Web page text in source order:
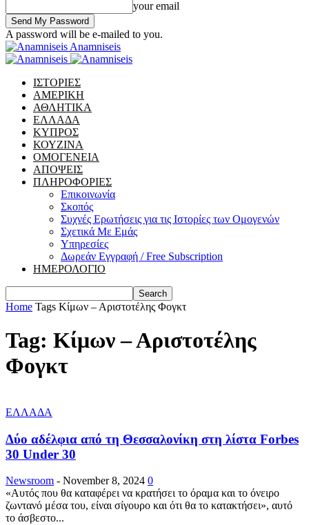
your email
A password will be e-mailed to you.
Anamniseis
ΙΣΤΟΡΙΕΣ
ΑΜΕΡΙΚΗ
ΑΘΛΗΤΙΚΑ
ΕΛΛΑΔΑ
ΚΥΠΡΟΣ
ΚΟΥΖΙΝΑ
ΟΜΟΓΕΝΕΙΑ
ΑΠΟΨΕΙΣ
ΠΛΗΡΟΦΟΡΙΕΣ
Επικοινωνία
Σκοπός
Συχνές Ερωτήσεις για τις Ιστορίες των Ομογενών
Σχετικά Με Εμάς
Υπηρεσίες
Δωρεάν Εγγραφή / Free Subscription
ΗΜΕΡΟΛΟΓΙΟ
Home Tags Κίμων – Αριστοτέλης Φογκτ
Tag: Κίμων – Αριστοτέλης
Φογκτ
ΕΛΛΑΔΑ
Δύο αδέλφια από τη Θεσσαλονίκη στη λίστα Forbes
30 Under 30
Newsroom - November 8, 2024 0
«Aυτός που θα καταφέρει να κρατήσει το όραμα και το όνειρο
ζωντανό μέσα του, είναι σίγουρο και ότι θα το κατακτήσει», αυτό
το άσβεστο...